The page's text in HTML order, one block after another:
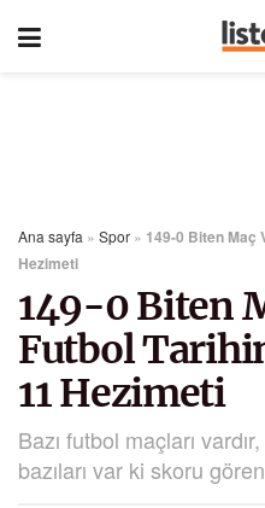
Ana sayfa » Spor » 149-0 Biten Maç
Hezimeti
149-0 Biten
Futbol
11 Hezimeti
Bazı futbol maçları
bazıları var ki skoru